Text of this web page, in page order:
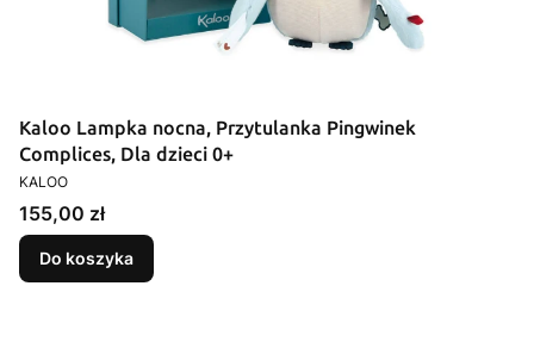
Kaloo Lampka nocna, Przytulanka Pingwinek
Complices, Dla dzieci 0+
PRODUCENT
KALOO
Cena
155,00 zł
Do koszyka